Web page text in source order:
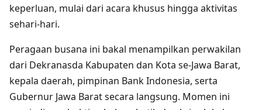
keperluan, mulai dari acara khusus hingga aktivitas
sehari-hari.
Peragaan busana ini bakal menampilkan perwakilan
dari Dekranasda Kabupaten dan Kota se-Jawa Barat,
kepala daerah, pimpinan Bank Indonesia, serta
Gubernur Jawa Barat secara langsung. Momen ini